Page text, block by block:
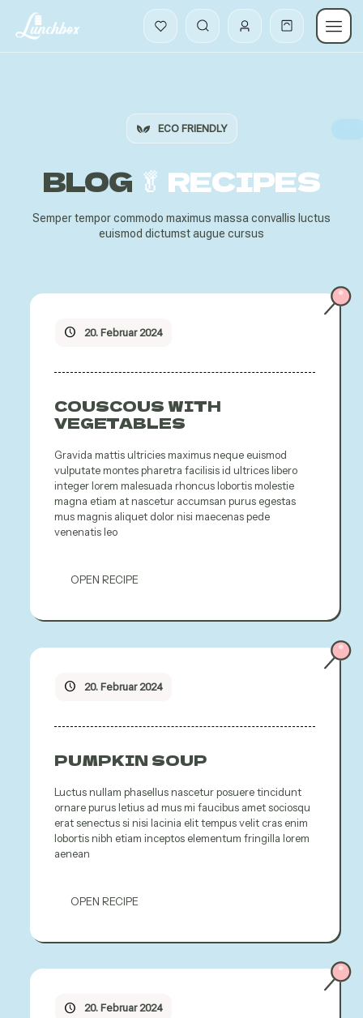
ECO FRIENDLY
BLOG 🥬 RECIPES
Semper tempor commodo maximus massa convallis luctus
euismod dictumst augue cursus
20. Februar 2024
COUSCOUS WITH
VEGETABLES
Gravida mattis ultricies maximus neque euismod
vulputate montes pharetra facilisis id ultrices libero
integer lorem malesuada rhoncus lobortis molestie
magna etiam at nascetur accumsan purus egestas
mus magnis aliquet dolor nisi maecenas pede
venenatis leo
OPEN RECIPE
20. Februar 2024
PUMPKIN SOUP
Luctus nullam phasellus nascetur posuere tincidunt
ornare purus letius ad mus mi faucibus amet sociosqu
erat senectus si nisi lacinia elit tempus velit cras enim
lobortis nibh etiam inceptos elementum fringilla lorem
aenean
OPEN RECIPE
20. Februar 2024